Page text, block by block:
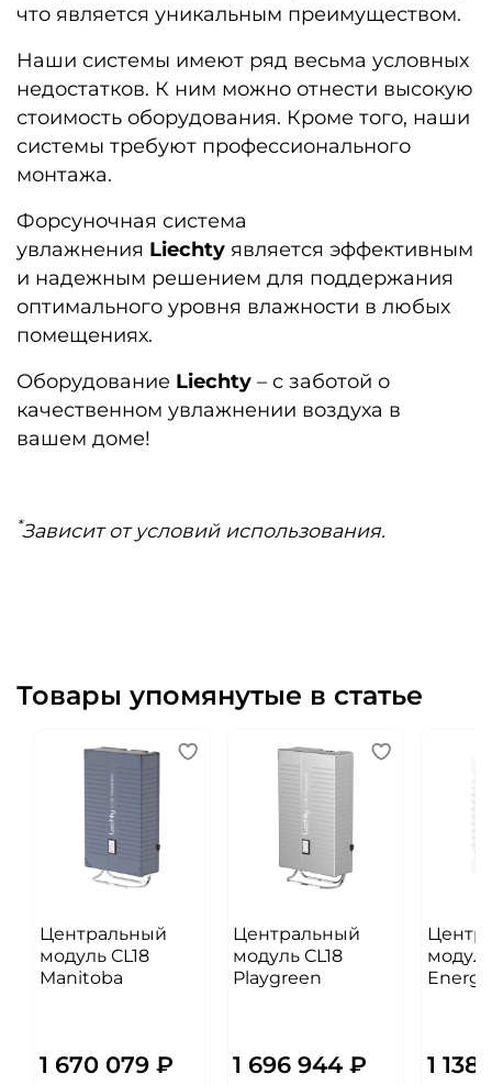
что является уникальным преимуществом.
Наши системы имеют ряд весьма условных
недостатков. К ним можно отнести высокую
стоимость оборудования. Кроме того, наши
системы требуют профессионального
монтажа.
Форсуночная система
увлажнения Liechty является эффективным
и надежным решением для поддержания
оптимального уровня влажности в любых
помещениях.
Оборудование Liechty – с заботой о
качественном увлажнении воздуха в
вашем доме!
*Зависит от условий использования.
Товары упомянутые в статье
Центральный
модуль CL18
Manitoba
1 670 079 ₽
Центральный
модуль CL18
Playgreen
1 696 944 ₽ 1 138